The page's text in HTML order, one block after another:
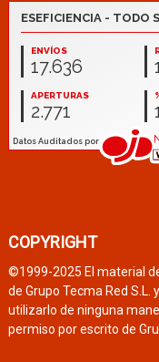
COPYRIGHT
©1999-2025 El material
de Grupo Tecma Red
utilizarlo de ninguna
permiso por escrito de